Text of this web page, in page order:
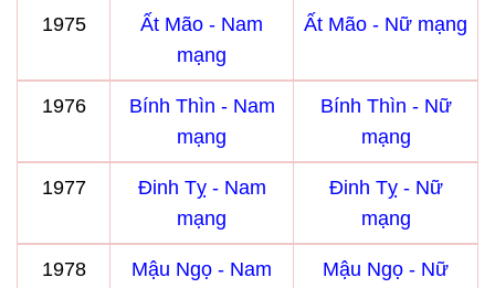
1975
Ất Mão - Nam
mạng
Ất Mão - Nữ mạng
1976
Bính Thìn - Nam
mạng
Bính Thìn - Nữ
mạng
1977
Đinh Tỵ - Nam
mạng
Đinh Tỵ - Nữ
mạng
1978
Mậu Ngọ - Nam
Mậu Ngọ - Nữ